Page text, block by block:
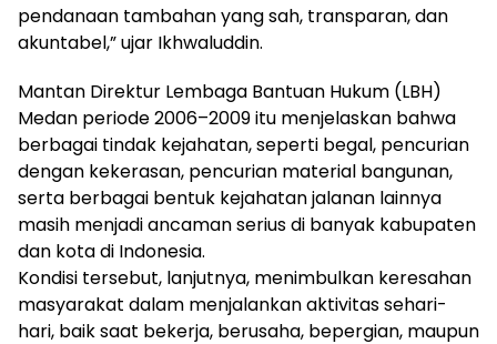
pendanaan tambahan yang sah, transparan, dan
akuntabel,” ujar Ikhwaluddin.
Mantan Direktur Lembaga Bantuan Hukum (LBH)
Medan periode 2006–2009 itu menjelaskan bahwa
berbagai tindak kejahatan, seperti begal, pencurian
dengan kekerasan, pencurian material bangunan,
serta berbagai bentuk kejahatan jalanan lainnya
masih menjadi ancaman serius di banyak kabupaten
dan kota di Indonesia.
Kondisi tersebut, lanjutnya, menimbulkan keresahan
masyarakat dalam menjalankan aktivitas sehari-
hari, baik saat bekerja, berusaha, bepergian, maupun